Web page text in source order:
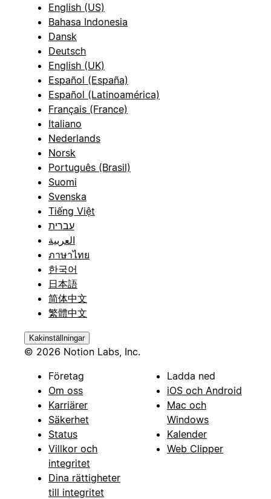
English (US)
Bahasa Indonesia
Dansk
Deutsch
English (UK)
Español (España)
Español (Latinoamérica)
Français (France)
Italiano
Nederlands
Norsk
Português (Brasil)
Suomi
Svenska
Tiếng Việt
עברית
العربية
ภาษาไทย
한국어
日本語
简体中文
繁體中文
Kakinställningar
© 2026 Notion Labs, Inc.
Företag
Om oss
Karriärer
Säkerhet
Status
Villkor och
integritet
Dina rättigheter
till integritet
Ladda ned
iOS och Android
Mac och
Windows
Kalender
Web Clipper